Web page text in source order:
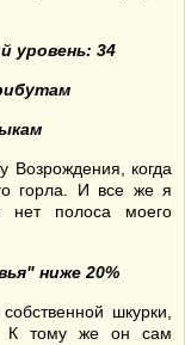
уровень: 34
Возрождения, когда
горла. И все же я
полоса моего
ниже 20%
шкурки,
К тому же он сам